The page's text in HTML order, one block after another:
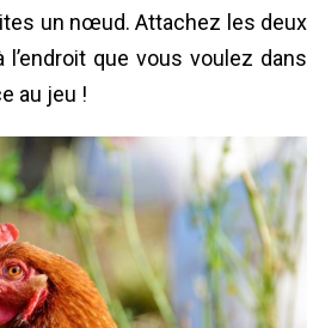
un nœud. Attachez les deux
que vous voulez dans
au jeu !